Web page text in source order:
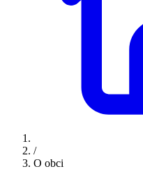
/
O obci